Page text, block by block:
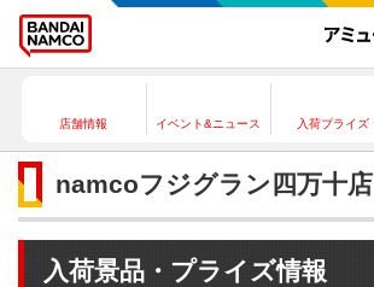
店舗情報 イベント&ニュース 入荷プライズ
namcoフジグラン四万十店
入荷景品・プライズ情報